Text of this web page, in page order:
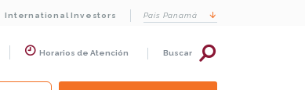
International Investors País Panamá
Horarios de Atención Buscar